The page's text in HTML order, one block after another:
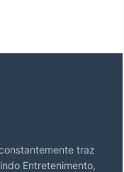
traz
Entretenimento,